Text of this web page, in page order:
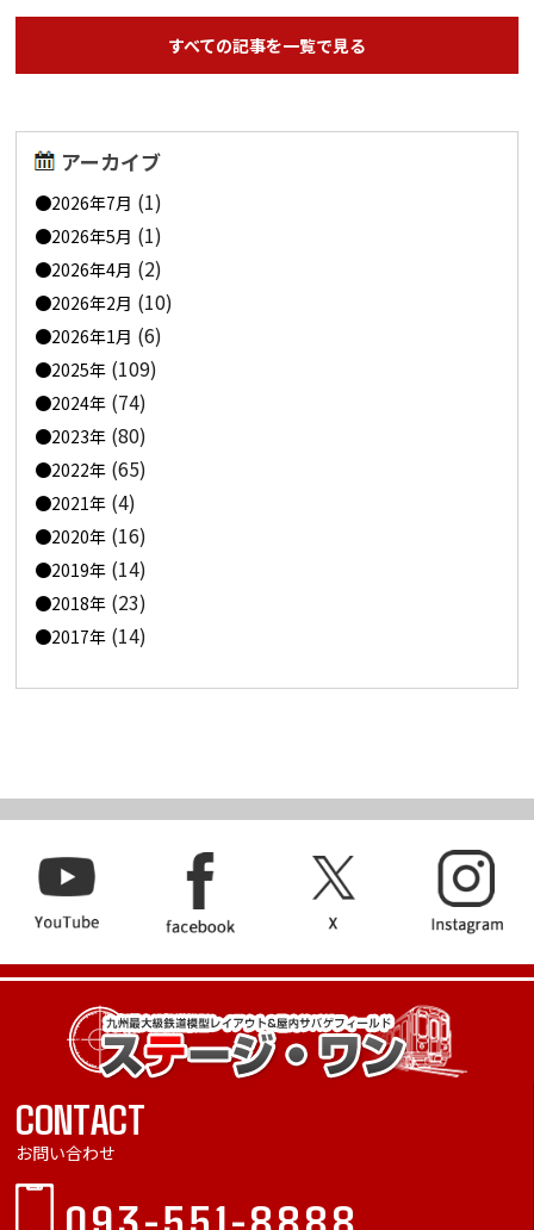
すべての記事を一覧で見る
アーカイブ
2026年7月 (1)
2026年5月 (1)
2026年4月 (2)
2026年2月 (10)
2026年1月 (6)
2025年 (109)
2024年 (74)
2023年 (80)
2022年 (65)
2021年 (4)
2020年 (16)
2019年 (14)
2018年 (23)
2017年 (14)
CONTACT
お問い合わせ